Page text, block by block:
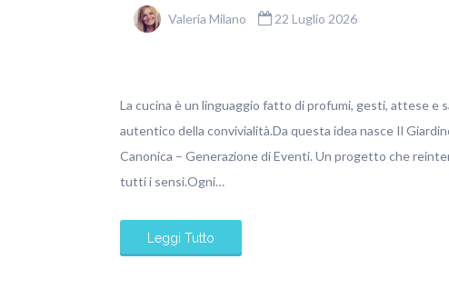
Valeria Milano 22 Luglio 2026
La cucina è un linguaggio fatto di profumi, gesti, attese e
autentico della convivialità.Da questa idea nasce Il
Canonica – Generazione di Eventi. Un progetto che
tutti i sensi.Ogni…
Leggi Tutto